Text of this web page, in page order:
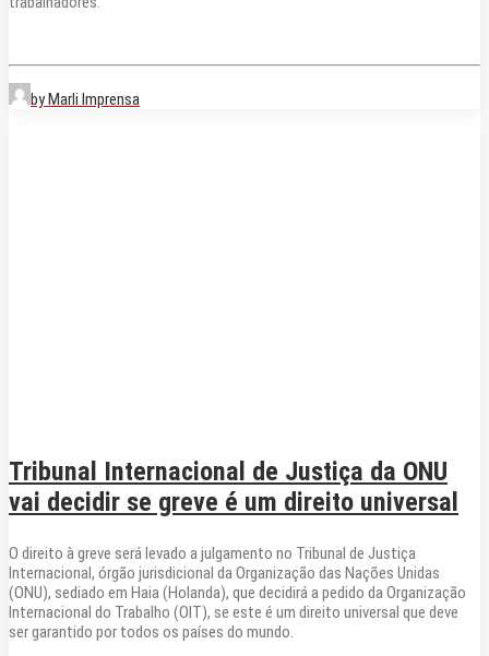
by Marli Imprensa
Tribunal Internacional de Justiça da ONU
vai decidir se greve é um direito universal
O direito à greve será levado a julgamento no Tribunal de Justiça
Internacional, órgão jurisdicional da Organização das Nações Unidas
(ONU), sediado em Haia (Holanda), que decidirá a pedido da Organização
Internacional do Trabalho (OIT), se este é um direito universal que deve
ser garantido por todos os países do mundo.